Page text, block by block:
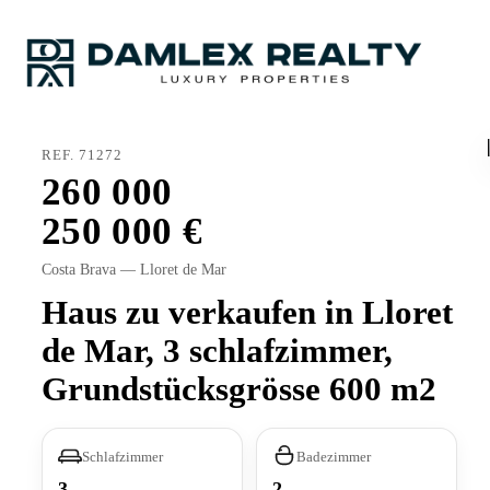
REF. 71272
260 000
250 000
Costa Brava — Lloret de Mar
Haus zu verkaufen in Lloret
de Mar, 3 schlafzimmer,
Grundstücksgrösse 600 m2
Schlafzimmer Badezimmer